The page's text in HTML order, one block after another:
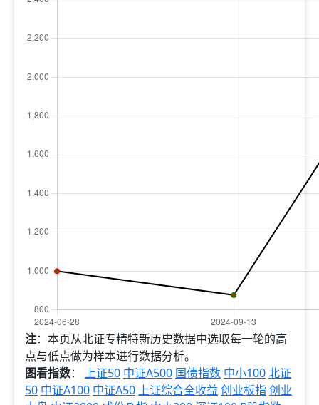
注：本页从北证专精特新历史数据中选取每一轮的高
点与低点做为样本进行数据分析。
图看指数： 上证50 中证A500 国债指数 中小100北证
50 中证A100 中证A50 上证综合全收益 创业板指创业